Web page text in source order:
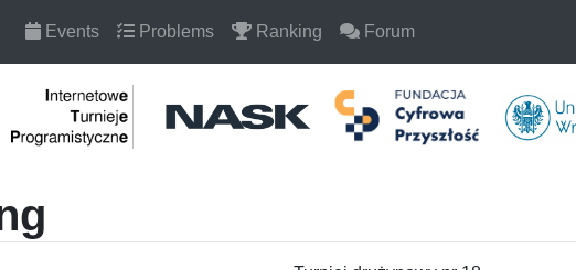
Events Problems Ranking Forum